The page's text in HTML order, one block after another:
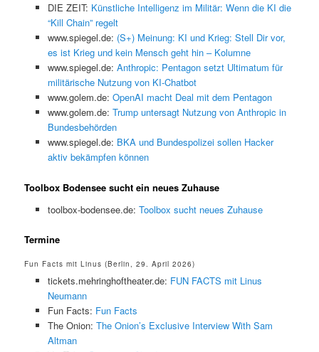
DIE ZEIT: Künstliche Intelligenz im Militär: Wenn die KI die
“Kill Chain” regelt
www.spiegel.de: (S+) Meinung: KI und Krieg: Stell Dir vor,
es ist Krieg und kein Mensch geht hin – Kolumne
www.spiegel.de: Anthropic: Pentagon setzt Ultimatum für
militärische Nutzung von KI-Chatbot
www.golem.de: OpenAI macht Deal mit dem Pentagon
www.golem.de: Trump untersagt Nutzung von Anthropic in
Bundesbehörden
www.spiegel.de: BKA und Bundespolizei sollen Hacker
aktiv bekämpfen können
Toolbox Bodensee sucht ein neues Zuhause
toolbox-bodensee.de: Toolbox sucht neues Zuhause
Termine
Fun Facts mit Linus (Berlin, 29. April 2026)
tickets.mehringhoftheater.de: FUN FACTS mit Linus
Neumann
Fun Facts: Fun Facts
The Onion: The Onion’s Exclusive Interview With Sam
Altman